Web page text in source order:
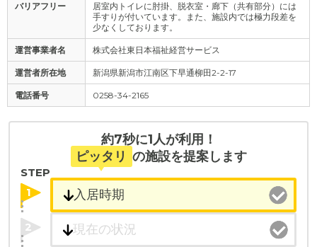
バリアフリー
居室内トイレに肘掛、脱衣室・廊下（共有部分）には
手すりが付いています。また、施設内では極力段差を
少なくしております。
運営事業者名 株式会社東日本福祉経営サービス
運営者所在地 新潟県新潟市江南区下早通柳田2-2-17
電話番号 0258-34-2165
約7秒に1人が利用！
ピッタリ の施設を提案します
STEP
1
2